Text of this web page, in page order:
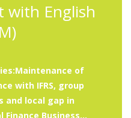
with English
of
with IFRS, group
and local gap in
Business...